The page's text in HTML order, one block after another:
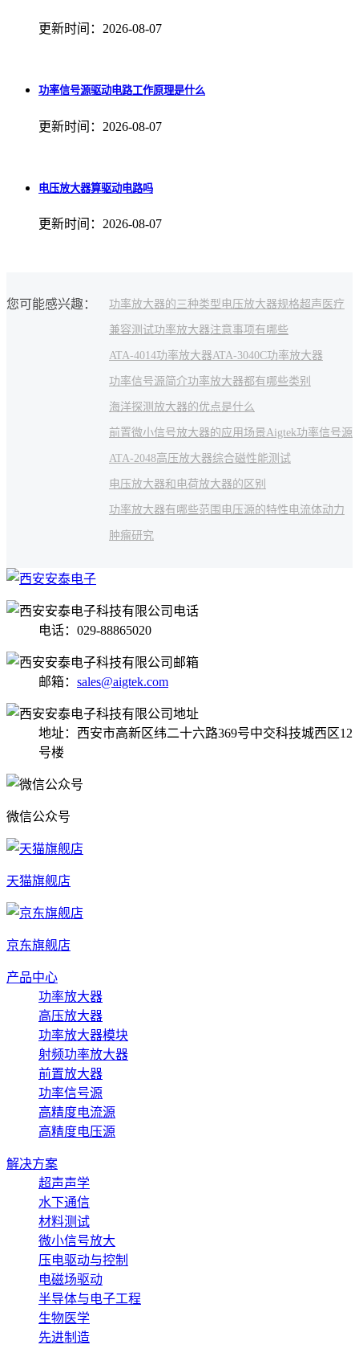
更新时间：2026-08-07
功率信号源驱动电路工作原理是什么
更新时间：2026-08-07
电压放大器算驱动电路吗
更新时间：2026-08-07
您可能感兴趣： 功率放大器的三种类型 电压放大器规格超声医疗
兼容测试功率放大器注意事项有哪些
ATA-4014功率放大器ATA-3040C功率放大器
功率信号源简介功率放大器都有哪些类别
海洋探测 放大器的优点是什么
前置微小信号放大器的应用场景Aigtek功率信号源
ATA-2048高压放大器综合磁性能测试
电压放大器和电荷放大器的区别
功率放大器有哪些范围 电压源的特性 电流体动力
肿瘤研究
电话：029-88865020
邮箱： sales@aigtek.com
地址：西安市高新区纬二十六路369号中交科技城西区12
号楼
微信公众号
天猫旗舰店
京东旗舰店
产品中心
功率放大器
高压放大器
功率放大器模块
射频功率放大器
前置放大器
功率信号源
高精度电流源
高精度电压源
解决方案
超声声学
水下通信
材料测试
微小信号放大
压电驱动与控制
电磁场驱动
半导体与电子工程
生物医学
先进制造